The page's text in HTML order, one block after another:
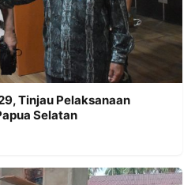
Tinjau Pelaksanaan
Selatan